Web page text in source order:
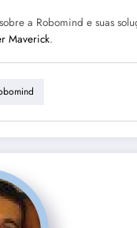
a Robomind e suas
Maverick.